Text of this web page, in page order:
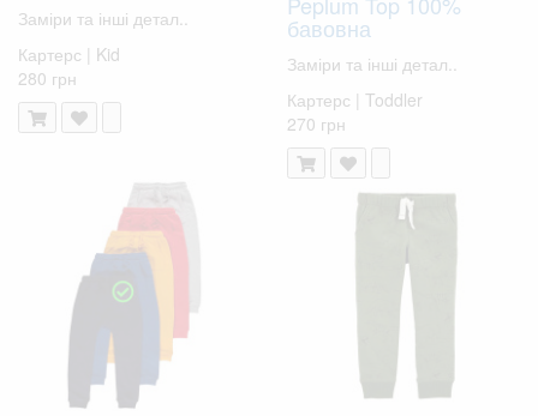
Заміри та інші детал..
Картерс | Kid
280 грн
бавовна
Заміри та інші детал..
Картерс | Toddler
270 грн